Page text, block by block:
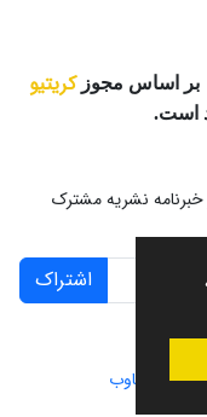
بر اساس مجوزکریتیو
است.
خبرنامه نشریه مشترک
اشتراک
از سیناوب